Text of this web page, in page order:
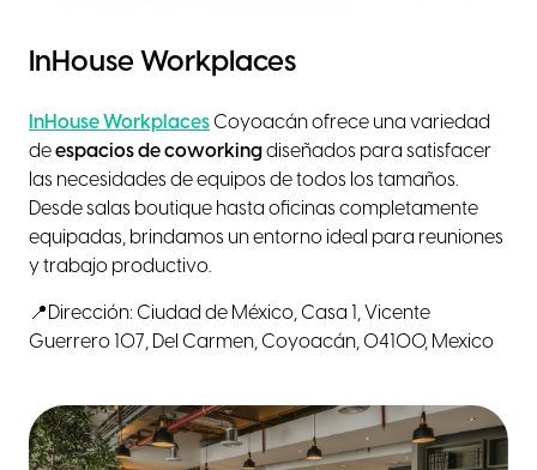
InHouse Workplaces
InHouse Workplaces Coyoacán ofrece una variedad
deespacios de coworkingdiseñados para satisfacer
las necesidades de equipos de todos los tamaños.
Desde salas boutique hasta oficinas completamente
equipadas, brindamos un entorno ideal para reuniones
y trabajo productivo.
📍Dirección: Ciudad de México, Casa 1, Vicente
Guerrero 107, Del Carmen, Coyoacán, 04100, Mexico